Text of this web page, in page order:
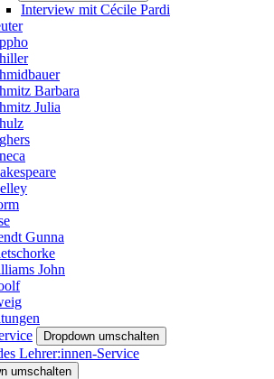
Interview mit Cécile Pardi
Barbara
Julia
Gunna
John
Dropdown umschalten
Lehrer:innen-Service
umschalten